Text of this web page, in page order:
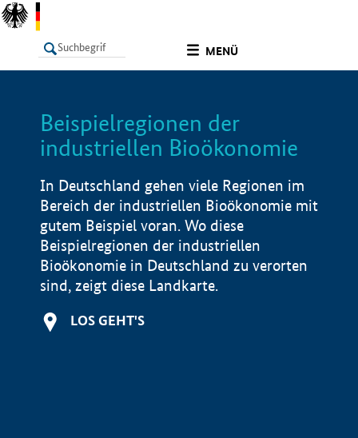
MENÜ
LISTE
Beispielregionen der
industriellen Bioökonomie
In Deutschland gehen viele Regionen im
Bereich der industriellen Bioökonomie mit
gutem Beispiel voran. Wo diese
Beispielregionen der industriellen
Bioökonomie in Deutschland zu verorten
sind, zeigt diese Landkarte.
LOS GEHT'S